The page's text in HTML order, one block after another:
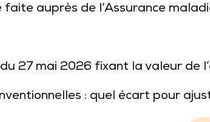
auprès de l’Assurance
27 mai 2026 fixant la valeur de
: quel écart pour